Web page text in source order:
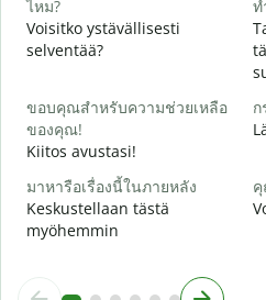
ไหม?
Voisitko ystävällisesti
selventää?
ท
ขอบคุณสำหรับความช่วยเหลือ
ของคุณ!
Kiitos avustasi!
มาหารือเรื่องนี้ในภายหลัง
Keskustellaan tästä
myöhemmin